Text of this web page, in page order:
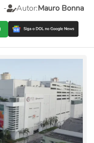
- Autor:Mauro Bonna